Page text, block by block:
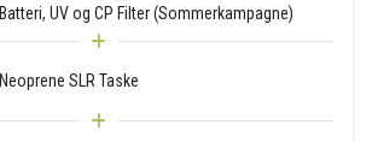
Batteri, UV og CP Filter (Sommerkampagne)
Neoprene SLR Taske